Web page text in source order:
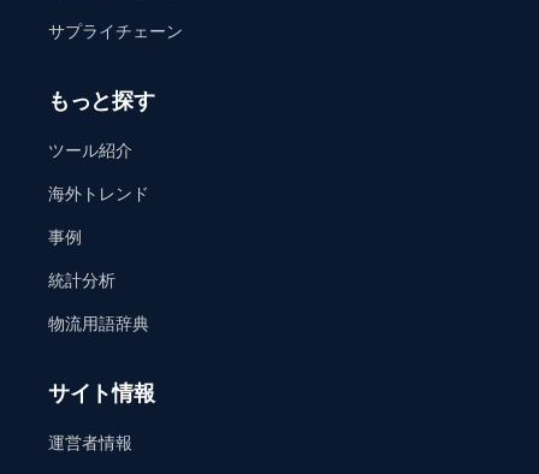
サプライチェーン
もっと探す
ツール紹介
海外トレンド
事例
統計分析
物流用語辞典
サイト情報
運営者情報